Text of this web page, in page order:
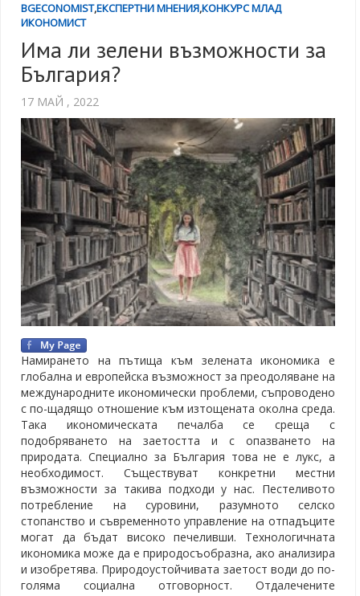
BGECONOMIST,ЕКСПЕРТНИ МНЕНИЯ,КОНКУРС МЛАД
ИКОНОМИСТ
Има ли зелени възможности за
България?
17 МАЙ , 2022
Намирането на пътища към зелената икономика е
глобална и европейска възможност за преодоляване на
международните икономически проблеми, съпроводено
с по-щадящо отношение към изтощената околна среда.
Така икономическата печалба се среща с
подобряването на заетостта и с опазването на
природата. Специално за България това не е лукс, а
необходимост. Съществуват конкретни местни
възможности за такива подходи у нас. Пестеливото
потребление на суровини, разумното селско
стопанство и съвременното управление на отпадъците
могат да бъдат високо печеливши. Технологичната
икономика може да е природосъобразна, ако анализира
и изобретява. Природоустойчивата заетост води до по-
голяма социална отговорност. Отдалечените